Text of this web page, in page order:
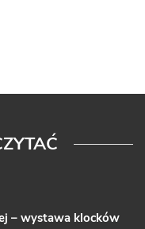
– wystawa klocków